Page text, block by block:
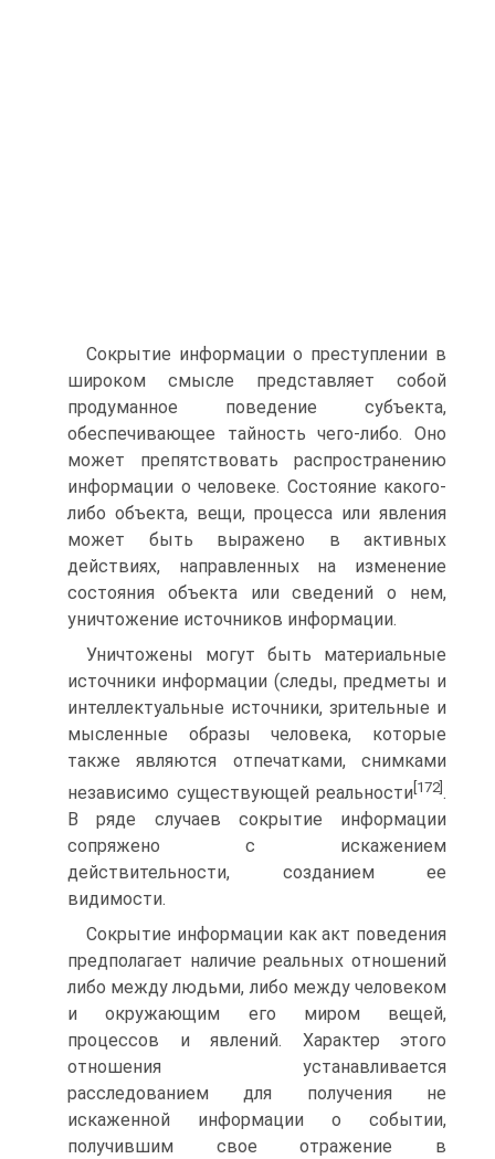
Сокрытие информации о преступлении в
широком смысле представляет собой
продуманное поведение субъекта,
обеспечивающее тайность чего-либо. Оно
может препятствовать распространению
информации о человеке. Состояние какого-
либо объекта, вещи, процесса или явления
может быть выражено в активных
действиях, направленных на изменение
состояния объекта или сведений о нем,
уничтожение источников информации.
Уничтожены могут быть материальные
источники информации (следы, предметы и
интеллектуальные источники, зрительные и
мысленные образы человека, которые
также являются отпечатками, снимками
независимо существующей реальности [172].
В ряде случаев сокрытие информации
сопряжено с искажением
действительности, созданием ее
видимости.
Сокрытие информации как акт поведения
предполагает наличие реальных отношений
либо между людьми, либо между человеком
и окружающим его миром вещей,
процессов и явлений. Характер этого
отношения устанавливается
расследованием для получения не
искаженной информации о событии,
получившим свое отражение в